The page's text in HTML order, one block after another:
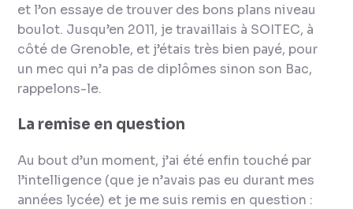
et l’on essaye de trouver des bons plans niveau
boulot. Jusqu’en 2011, je travaillais à SOITEC, à
côté de Grenoble, et j’étais très bien payé, pour
un mec qui n’a pas de diplômes sinon son Bac,
rappelons-le.
La remise en question
Au bout d’un moment, j’ai été enfin touché par
l’intelligence (que je n’avais pas eu durant mes
années lycée) et je me suis remis en question :